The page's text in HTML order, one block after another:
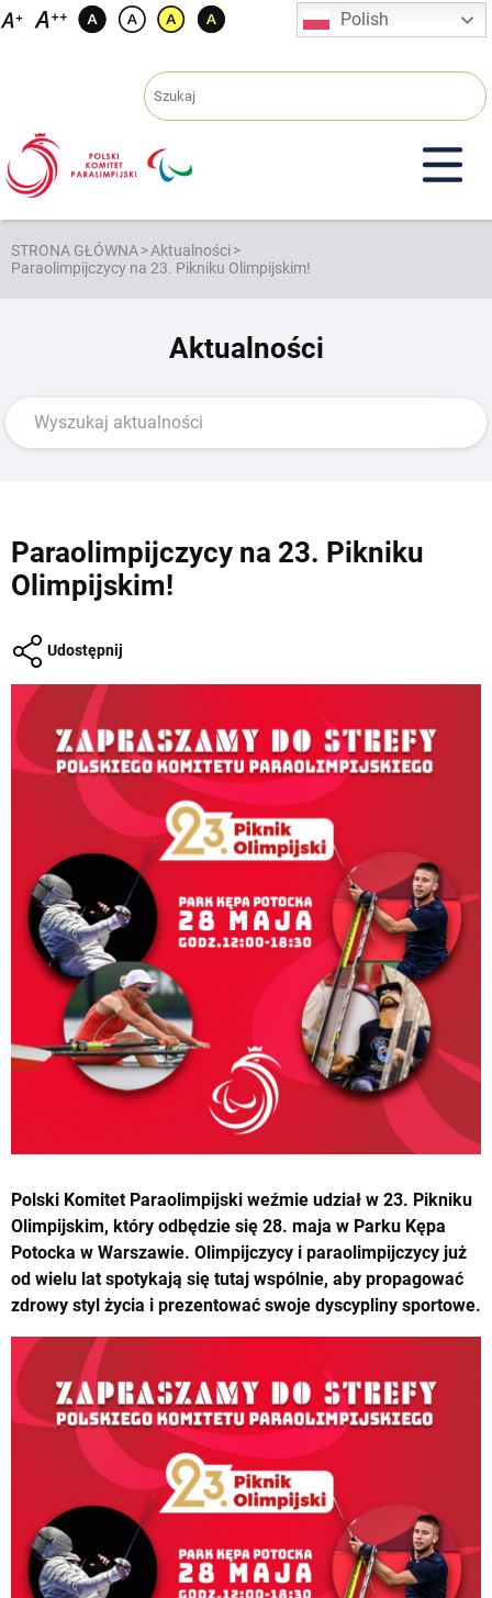
Przejdź
Polish
STRONA GŁÓWNA>Aktualności>
Paraolimpijczycy na 23. Pikniku Olimpijskim!
Aktualności
Paraolimpijczycy na 23. Pikniku
Olimpijskim!
Udostępnij
Polski Komitet Paraolimpijski weźmie udział w 23. Pikniku
Olimpijskim, który odbędzie się 28. maja w Parku Kępa
Potocka w Warszawie. Olimpijczycy i paraolimpijczycy już
od wielu lat spotykają się tutaj wspólnie, aby propagować
zdrowy styl życia i prezentować swoje dyscypliny sportowe.